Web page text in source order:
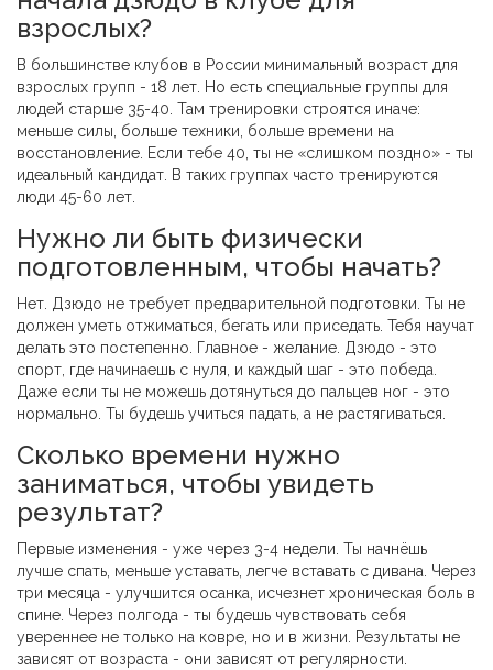
взрослых?
В большинстве клубов в России минимальный возраст для
взрослых групп - 18 лет. Но есть специальные группы для
людей старше 35-40. Там тренировки строятся иначе:
меньше силы, больше техники, больше времени на
восстановление. Если тебе 40, ты не «слишком поздно» - ты
идеальный кандидат. В таких группах часто тренируются
люди 45-60 лет.
Нужно ли быть физически
подготовленным, чтобы начать?
Нет. Дзюдо не требует предварительной подготовки. Ты не
должен уметь отжиматься, бегать или приседать. Тебя научат
делать это постепенно. Главное - желание. Дзюдо - это
спорт, где начинаешь с нуля, и каждый шаг - это победа.
Даже если ты не можешь дотянуться до пальцев ног - это
нормально. Ты будешь учиться падать, а не растягиваться.
Сколько времени нужно
заниматься, чтобы увидеть
результат?
Первые изменения - уже через 3-4 недели. Ты начнёшь
лучше спать, меньше уставать, легче вставать с дивана. Через
три месяца - улучшится осанка, исчезнет хроническая боль в
спине. Через полгода - ты будешь чувствовать себя
увереннее не только на ковре, но и в жизни. Результаты не
зависят от возраста - они зависят от регулярности.